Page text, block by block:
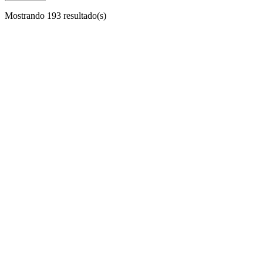
Mostrando 193 resultado(s)